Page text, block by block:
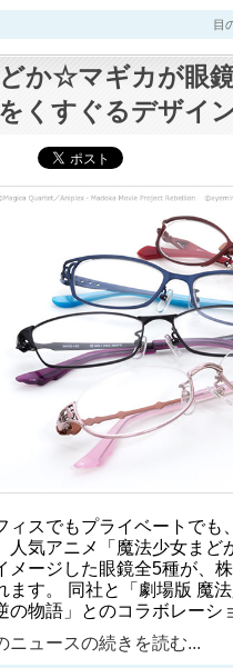
目
か☆マギカが眼
くすぐるデザイ
ィスでもプライベートでも
人気アニメ「魔法少女ま
メージした眼鏡全5種が、
ます。 同社と「劇場版 魔
の物語」とのコラボレー
ニュースの続きを読む...